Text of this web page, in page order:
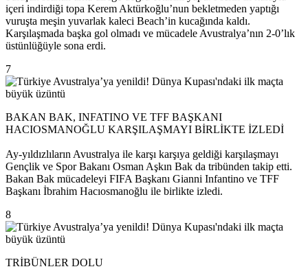
içeri indirdiği topa Kerem Aktürkoğlu’nun bekletmeden yaptığı
vuruşta meşin yuvarlak kaleci Beach’in kucağında kaldı.
Karşılaşmada başka gol olmadı ve mücadele Avustralya’nın 2-0’lık
üstünlüğüyle sona erdi.
7
BAKAN BAK, INFATINO VE TFF BAŞKANI
HACIOSMANOĞLU KARŞILAŞMAYI BİRLİKTE İZLEDİ
Ay-yıldızlıların Avustralya ile karşı karşıya geldiği karşılaşmayı
Gençlik ve Spor Bakanı Osman Aşkın Bak da tribünden takip etti.
Bakan Bak mücadeleyi FIFA Başkanı Gianni Infantino ve TFF
Başkanı İbrahim Hacıosmanoğlu ile birlikte izledi.
8
TRİBÜNLER DOLU